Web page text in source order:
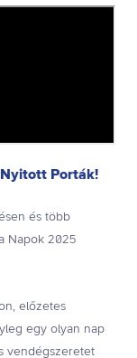
Porták!
és több
Napok 2025
előzetes
egy olyan nap
vendégszeretet